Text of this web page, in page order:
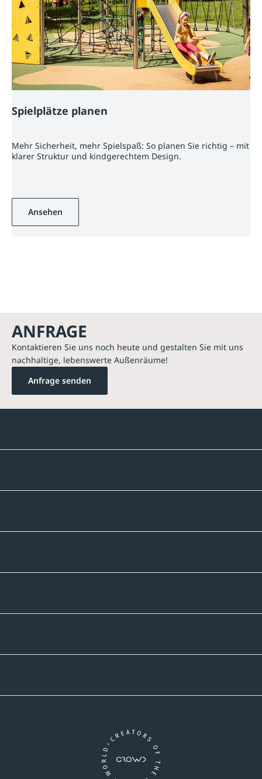
Spielplätze planen
Mehr Sicherheit, mehr Spielspaß: So planen Sie richtig – mit
klarer Struktur und kindgerechtem Design.
Ansehen
ANFRAGE
Kontaktieren Sie uns noch heute und gestalten Sie mit uns
nachhaltige, lebenswerte Außenräume!
Anfrage senden